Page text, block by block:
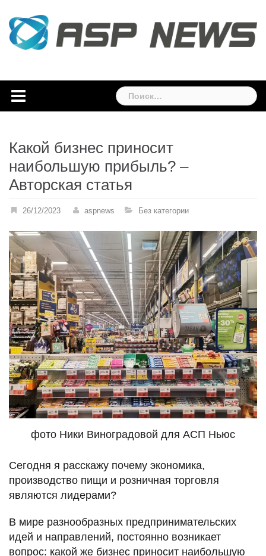
content
Найти:
Какой бизнес приносит
наибольшую прибыль? –
Авторская статья
26/12/2023 aspnews Без категории
фото Ники Виноградовой для АСП Ньюс
Сегодня я расскажу почему экономика,
производство пищи и розничная торговля
являются лидерами?
В мире разнообразных предпринимательских
идей и направлений, постоянно возникает
вопрос: какой же бизнес приносит наибольшую